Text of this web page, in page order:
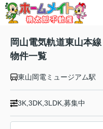
岡山電気軌道東山本
物件一覧
東山岡電ミュージアム駅
3K,3DK,3LDK,募集中